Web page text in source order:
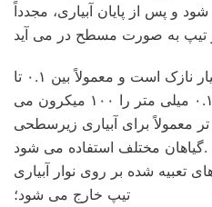
و پس از پایان آبیاری، مجدداً
بسیار نازک است و معمولاً بین ۰.۱ تا
۰.۶ میلی متر می باشد (هر ۰.۱ میلی متر را ۱۰۰ میکرون می
معمولاً برای آبیاری زیرسطحی
گیاهان مختلف استفاده می شود.
تعبیه شده بر روی نوار آبیاری
تیپ خارج می شود؛